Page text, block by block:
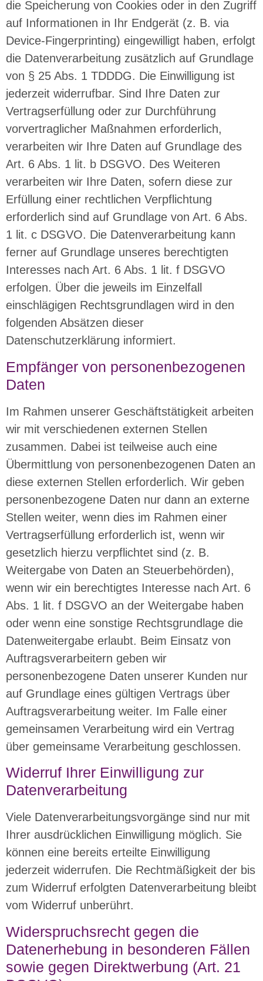
die Speicherung von Cookies oder in den Zugriff
auf Informationen in Ihr Endgerät (z. B. via
Device-Fingerprinting) eingewilligt haben, erfolgt
die Datenverarbeitung zusätzlich auf Grundlage
von § 25 Abs. 1 TDDDG. Die Einwilligung ist
jederzeit widerrufbar. Sind Ihre Daten zur
Vertragserfüllung oder zur Durchführung
vorvertraglicher Maßnahmen erforderlich,
verarbeiten wir Ihre Daten auf Grundlage des
Art. 6 Abs. 1 lit. b DSGVO. Des Weiteren
verarbeiten wir Ihre Daten, sofern diese zur
Erfüllung einer rechtlichen Verpflichtung
erforderlich sind auf Grundlage von Art. 6 Abs.
1 lit. c DSGVO. Die Datenverarbeitung kann
ferner auf Grundlage unseres berechtigten
Interesses nach Art. 6 Abs. 1 lit. f DSGVO
erfolgen. Über die jeweils im Einzelfall
einschlägigen Rechtsgrundlagen wird in den
folgenden Absätzen dieser
Datenschutzerklärung informiert.
Empfänger von personenbezogenen
Daten
Im Rahmen unserer Geschäftstätigkeit arbeiten
wir mit verschiedenen externen Stellen
zusammen. Dabei ist teilweise auch eine
Übermittlung von personenbezogenen Daten an
diese externen Stellen erforderlich. Wir geben
personenbezogene Daten nur dann an externe
Stellen weiter, wenn dies im Rahmen einer
Vertragserfüllung erforderlich ist, wenn wir
gesetzlich hierzu verpflichtet sind (z. B.
Weitergabe von Daten an Steuerbehörden),
wenn wir ein berechtigtes Interesse nach Art. 6
Abs. 1 lit. f DSGVO an der Weitergabe haben
oder wenn eine sonstige Rechtsgrundlage die
Datenweitergabe erlaubt. Beim Einsatz von
Auftragsverarbeitern geben wir
personenbezogene Daten unserer Kunden nur
auf Grundlage eines gültigen Vertrags über
Auftragsverarbeitung weiter. Im Falle einer
gemeinsamen Verarbeitung wird ein Vertrag
über gemeinsame Verarbeitung geschlossen.
Widerruf Ihrer Einwilligung zur
Datenverarbeitung
Viele Datenverarbeitungsvorgänge sind nur mit
Ihrer ausdrücklichen Einwilligung möglich. Sie
können eine bereits erteilte Einwilligung
jederzeit widerrufen. Die Rechtmäßigkeit der bis
zum Widerruf erfolgten Datenverarbeitung bleibt
vom Widerruf unberührt.
Widerspruchsrecht gegen die
Datenerhebung in besonderen Fällen
sowie gegen Direktwerbung (Art. 21